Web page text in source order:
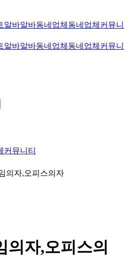
알바알바동네업체 동네업체 커뮤니
알바알바동네업체 동네업체 커뮤니
커뮤니티
의자,오피스의자
의자,오피스의